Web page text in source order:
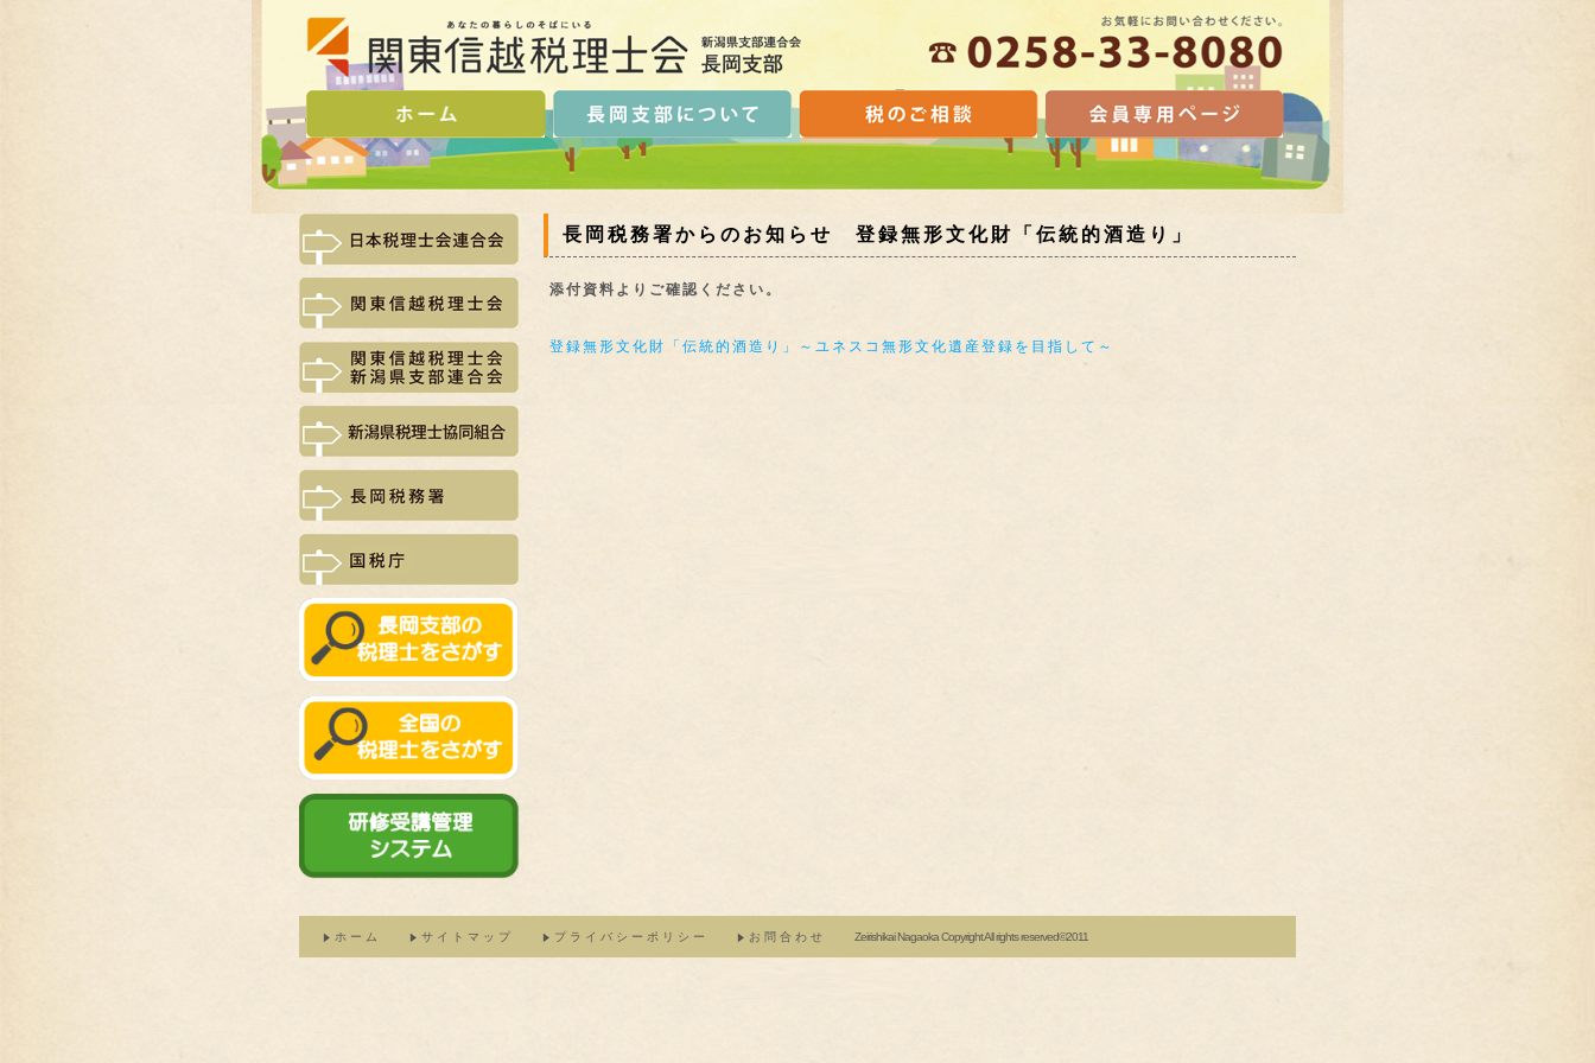
長岡税務署からのお知らせ 登録無形文化財「伝統的酒造り」
添付資料よりご確認ください。
登録無形文化財「伝統的酒造り」～ユネスコ無形文化遺産登録を目指して～
ホーム サイトマップ プライバシーポリシー お問合わせ Zeirishikai Nagaoka Copyright All rights reserved©2011